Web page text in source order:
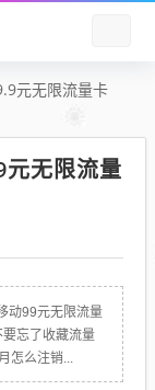
元无限流量卡
无限流量
动99元无限流量
忘了收藏流量
怎么注销...